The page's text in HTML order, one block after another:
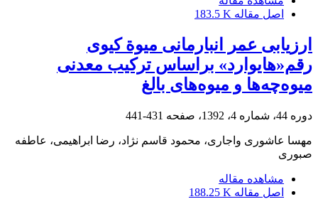
اصل مقاله 183.5 K
ارزیابی عمر انبارمانی میوة کیوی
رقم«هایوارد» بر‌اساس ترکیب معدنی
میوه‌چه‌ها و میوه‌های بالغ
دوره 44، شماره 4، 1392، صفحه 431-441
مهسا عاشوری واجاری، محمود قاسم نژاد، رضا ابراهیمی، عاطفه
صبوری
مشاهده مقاله
اصل مقاله 188.25 K